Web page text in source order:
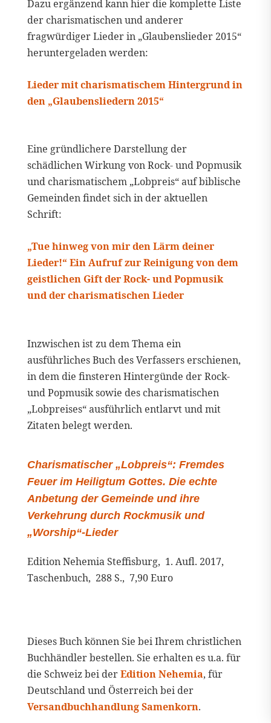
Dazu ergänzend kann hier die komplette Liste
der charismatischen und anderer
fragwürdiger Lieder in „Glaubenslieder 2015“
heruntergeladen werden:
Lieder mit charismatischem Hintergrund in
den „Glaubensliedern 2015“
Eine gründlichere Darstellung der
schädlichen Wirkung von Rock- und Popmusik
und charismatischem „Lobpreis“ auf biblische
Gemeinden findet sich in der aktuellen
Schrift:
„Tue hinweg von mir den Lärm deiner
Lieder!“ Ein Aufruf zur Reinigung von dem
geistlichen Gift der Rock- und Popmusik
und der charismatischen Lieder
Inzwischen ist zu dem Thema ein
ausführliches Buch des Verfassers erschienen,
in dem die finsteren Hintergünde der Rock-
und Popmusik sowie des charismatischen
„Lobpreises“ ausführlich entlarvt und mit
Zitaten belegt werden.
Charismatischer „Lobpreis“: Fremdes
Feuer im Heiligtum Gottes. Die echte
Anbetung der Gemeinde und ihre
Verkehrung durch Rockmusik und
„Worship“-Lieder
Edition Nehemia Steffisburg, 1. Aufl. 2017,
Taschenbuch, 288 S., 7,90 Euro
Dieses Buch können Sie bei Ihrem christlichen
Buchhändler bestellen. Sie erhalten es u.a. für
die Schweiz bei derEdition Nehemia, für
Deutschland und Österreich bei der
Versandbuchhandlung Samenkorn.